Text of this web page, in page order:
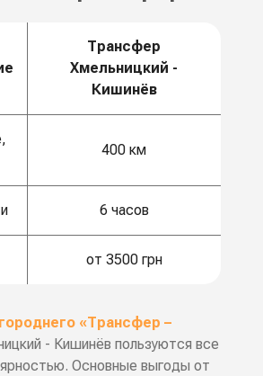
Трансфер
Хмельницкий -
Кишинёв
400 км
6 часов
от 3500 грн
«Трансфер –
- Кишинёв пользуются все
Основные выгоды от